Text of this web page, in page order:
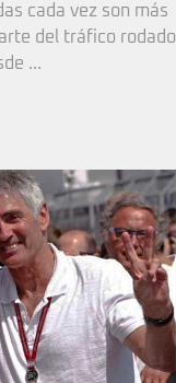
cada vez son más
del tráfico rodado
...